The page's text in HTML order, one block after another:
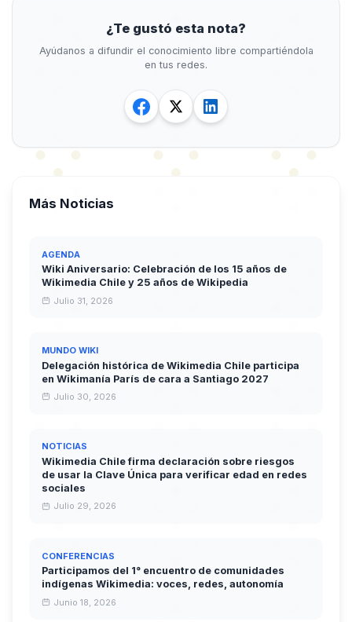
¿Te gustó esta nota?
Ayúdanos a difundir el conocimiento libre compartiéndola
en tus redes.
Más Noticias
AGENDA
Wiki Aniversario: Celebración de los 15 años de
Wikimedia Chile y 25 años de Wikipedia
Julio 31, 2026
MUNDO WIKI
Delegación histórica de Wikimedia Chile participa
en Wikimanía París de cara a Santiago 2027
Julio 30, 2026
NOTICIAS
Wikimedia Chile firma declaración sobre riesgos
de usar la Clave Única para verificar edad en redes
sociales
Julio 29, 2026
CONFERENCIAS
Participamos del 1° encuentro de comunidades
indígenas Wikimedia: voces, redes, autonomía
Junio 18, 2026